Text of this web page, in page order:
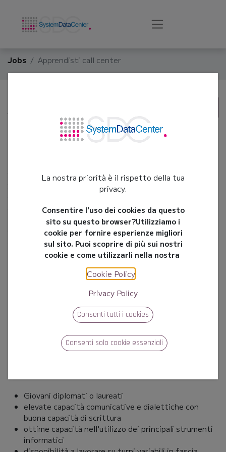
Jobs Apprendisti call center
System Data Center, società leader nell’outsourcing di
Servizi Informatici, ricerca per ampliamento organico
giovani diplomati o laureati di max 29 anni da impiegare in
attività di back office e call center inbound e outbound.
Le risorse dovranno garantire la soddisfazione della
clientela, rispondendo e curando in modo compiuto,
accogliente e risolutivo, le richieste dei clienti, offrendo
la migliore Customer Experience e mantenendo alti i
Nel dettaglio si occuperanno delle seguenti attività:
erogazione puntuale delle informazioni
analisi e risoluzione delle richieste
apertura pratiche mediante ticket CRM
assistenza ai servizi multimediali
Giovani diplomati o laureati
elevate capacità comunicative e dialettiche con
buona capacità di scrittura
ottime capacità nell'utilizzo dei principali strumenti
informatici
La nostra priorità è il rispetto della tua
privacy.
Consentire l'uso dei cookies da questo
sito su questo browser?Utilizziamo i
cookie per fornire esperienze migliori
sul sito. Puoi scoprire di più sui nostri
cookie e come utilizzarli nella nostra
Cookie Policy
Privacy Policy
Consenti tutti i cookies
Consenti solo cookie essenziali